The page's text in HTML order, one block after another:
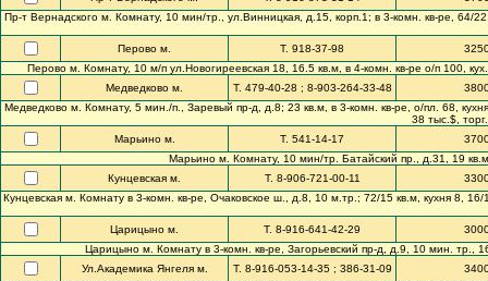
Пр-т Вернадского м. Комнату, 10 мин/тр., ул.Винницкая, д.15, корп.1; в 3-комн. кв-ре, 64/
Перово м. Т. 918-37-98
Перово м. Комнату, 10 м/п ул.Новогиреевская 18, 16.5 кв.м, в 4-комн. кв-ре о/п 100,
Медведково м.
Т. 479-40-28 ; 8-903-264-33-48
Медведково м. Комнату, 5 мин./п., Заревый пр-д, д.8; 23 кв.м, в 3-комн. кв-ре, о/пл. 68,
38 тыс.$,
Марьино м.
Т. 541-14-17
Марьино м. Комнату, 10 мин/тр. Батайский пр., д.31, 19
Кунцевская м.
Т. 8-906-721-00-11
Кунцевская м. Комнату в 3-комн. кв-ре, Очаковское ш., д.8, 10 м.тр.; 72/15 кв.м, кухня 8,
Царицыно м. Т. 8-916-641-42-29
Царицыно м. Комнату в 3-комн. кв-ре, Загорьевский пр-д, д.9, 10 мин. тр.,
Ул.Академика Янгеля м.
Т. 8-916-053-14-35 ; 386-31-09